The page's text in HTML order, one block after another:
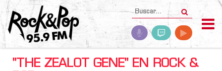
"THE ZEALOT GENE" EN ROCK &